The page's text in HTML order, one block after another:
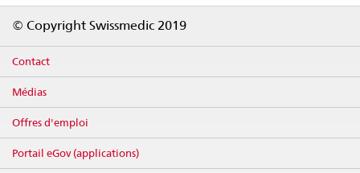
© Copyright Swissmedic 2019
Contact
Médias
Offres d'emploi
Portail eGov (applications)